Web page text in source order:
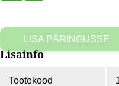
LISA PÄRINGUSSE
Lisainfo
Tootekood